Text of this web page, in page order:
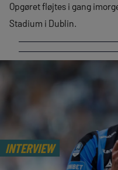
Opgøret fløjtes i gang
Stadium i Dublin.
INTERVIEW